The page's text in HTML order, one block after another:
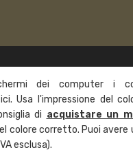
dei computer i
Usa l'impressione del
di acquistare un
colore corretto. Puoi
esclusa).